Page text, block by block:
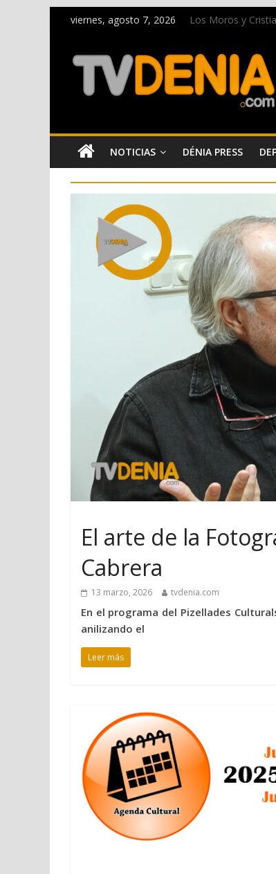
viernes, agosto 7, 2026
Los Moros y
Paco Adsuar
La Entraeta
El XII Festival de
NOTICIAS DÉNIA PRESS
El arte de la
Cabrera
13 marzo, 2026 tvdenia.com
En el programa del Pizellades
anilizando el
Leer más